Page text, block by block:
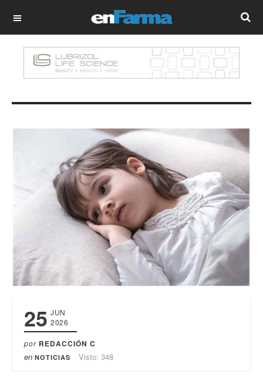
OFF CANVAS
25 JUN
2026
por REDACCIÓN C
en NOTICIAS Visto: 348